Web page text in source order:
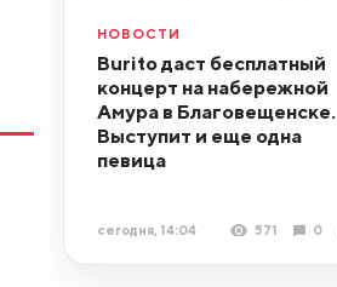
НОВОСТИ
Burito даст бесплатный
концерт на набережной
Амура в Благовещенске.
Выступит и еще одна
певица
сегодня, 14:04 571 0